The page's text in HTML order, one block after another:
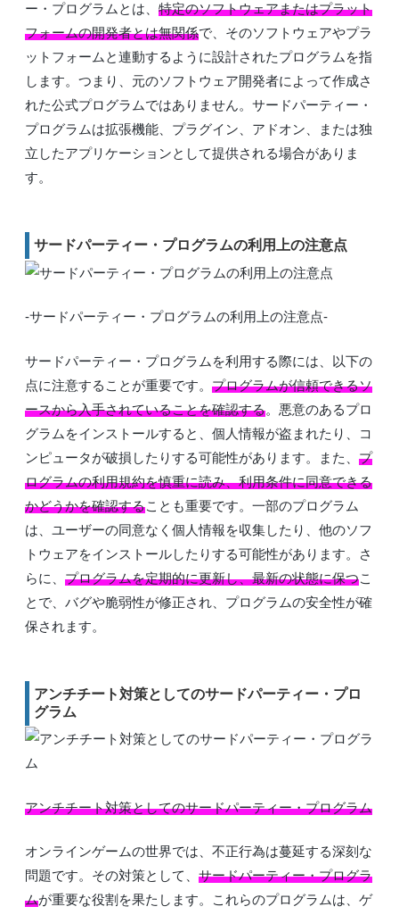
ー・プログラムとは、 特定のソフトウェアまたはプラット
フォームの開発者とは無関係で、そのソフトウェアやプラ
ットフォームと連動するように設計されたプログラムを指
します。つまり、元のソフトウェア開発者によって作成さ
れた公式プログラムではありません。サードパーティー・
プログラムは拡張機能、プラグイン、アドオン、または独
立したアプリケーションとして提供される場合がありま
す。
サードパーティー・プログラムの利用上の注意点
-サードパーティー・プログラムの利用上の注意点-
サードパーティー・プログラムを利用する際には、以下の
点に注意することが重要です。 プログラムが信頼できるソ
ースから入手されていることを確認する。悪意のあるプロ
グラムをインストールすると、個人情報が盗まれたり、コ
ンピュータが破損したりする可能性があります。また、 プ
ログラムの利用規約を慎重に読み、利用条件に同意できる
かどうかを確認することも重要です。一部のプログラム
は、ユーザーの同意なく個人情報を収集したり、他のソフ
トウェアをインストールしたりする可能性があります。さ
らに、 プログラムを定期的に更新し、最新の状態に保つこ
とで、バグや脆弱性が修正され、プログラムの安全性が確
保されます。
アンチチート対策としてのサードパーティー・プロ
グラム
アンチチート対策としてのサードパーティー・プログラム
オンラインゲームの世界では、不正行為は蔓延する深刻な
問題です。その対策として、 サードパーティー・プログラ
ムが重要な役割を果たします。これらのプログラムは、ゲ